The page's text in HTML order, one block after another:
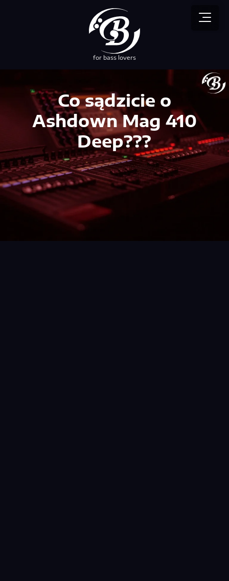
for bass lovers
Co sądzicie o
Ashdown Mag 410
Deep???